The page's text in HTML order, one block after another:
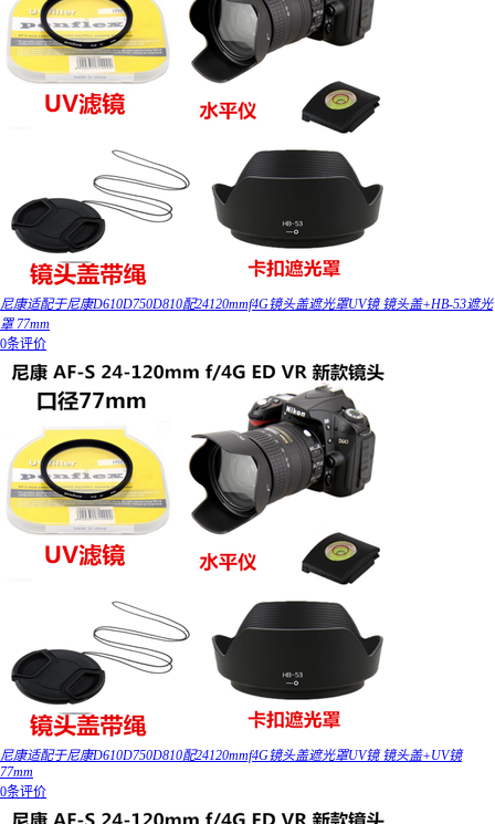
尼康适配于尼康D610D750D810配24120mmf4G镜头盖遮光罩UV镜 镜头盖+HB-53遮光
罩 77mm
0条评价
尼康适配于尼康D610D750D810配24120mmf4G镜头盖遮光罩UV镜 镜头盖+UV镜
77mm
0条评价